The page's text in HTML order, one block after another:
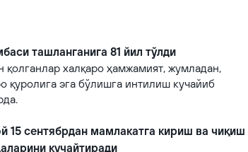
ташланганига 81 йил тўлди
халқаро ҳамжамият, жумладан,
қуролига эга бўлишга интилиш кучайиб
15 сентябрдан мамлакатга кириш ва чиқиш
кучайтиради